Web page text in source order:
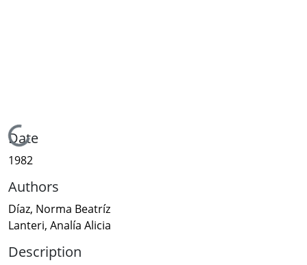
Loading...
Date
1982
Authors
Díaz, Norma Beatríz
Lanteri, Analía Alicia
Description